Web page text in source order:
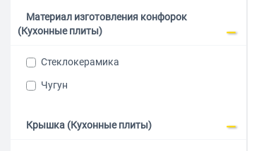
Материал изготовления конфорок
(Кухонные плиты)
Стеклокерамика
Чугун
Крышка (Кухонные плиты)